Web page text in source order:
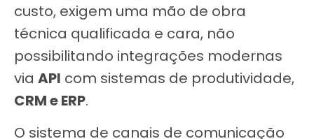
custo, exigem uma mão de obra
técnica qualificada e cara, não
possibilitando integrações modernas
via API com sistemas de produtividade,
CRM e ERP.
O sistema de canais de comunicação